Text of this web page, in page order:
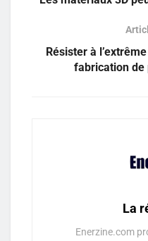
Résister à
fabrication de
La
Enerzine.com